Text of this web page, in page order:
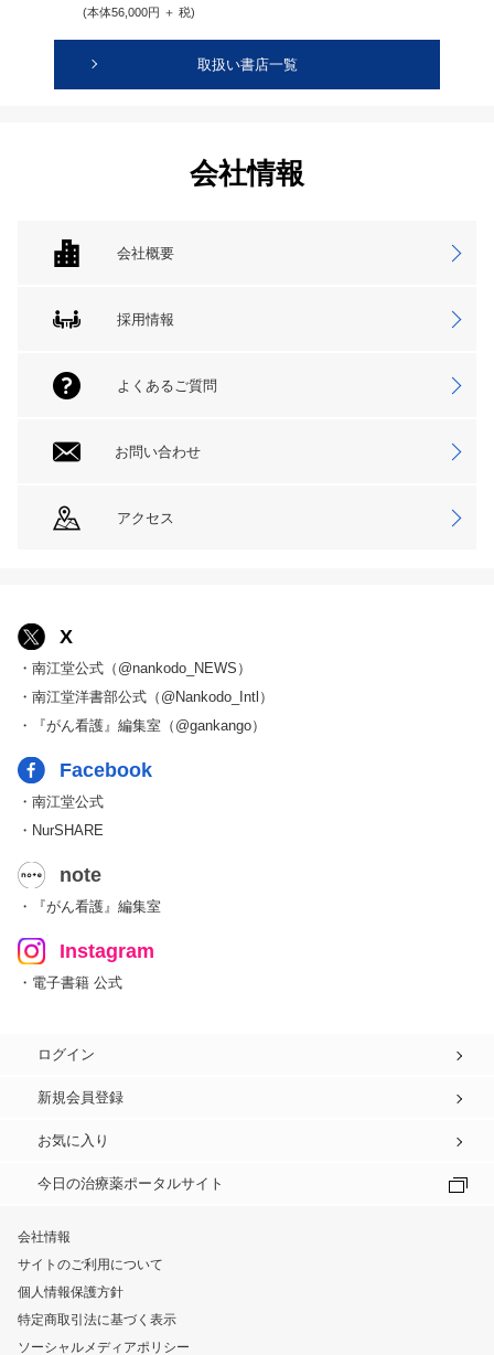
(本体56,000円 ＋ 税)
取扱い書店一覧
会社情報
会社概要
採用情報
よくあるご質問
お問い合わせ
アクセス
X
・南江堂公式（@nankodo_NEWS）
・南江堂洋書部公式（@Nankodo_Intl）
・『がん看護』編集室（@gankango）
Facebook
・南江堂公式
・NurSHARE
note
・『がん看護』編集室
Instagram
・電子書籍 公式
ログイン
新規会員登録
お気に入り
今日の治療薬ポータルサイト
会社情報
サイトのご利用について
個人情報保護方針
特定商取引法に基づく表示
ソーシャルメディアポリシー